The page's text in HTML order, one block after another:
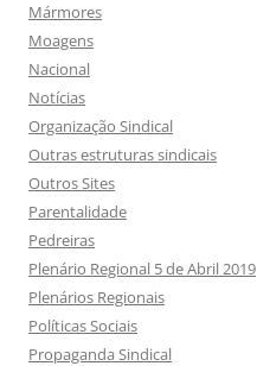
Mármores
Moagens
Nacional
Notícias
Organização Sindical
Outras estruturas sindicais
Outros Sites
Parentalidade
Pedreiras
Plenário Regional 5 de Abril 2019
Plenários Regionais
Políticas Sociais
Propaganda Sindical